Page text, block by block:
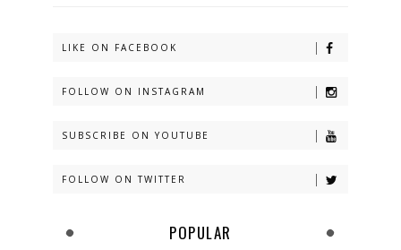
LIKE ON FACEBOOK
FOLLOW ON INSTAGRAM
SUBSCRIBE ON YOUTUBE
FOLLOW ON TWITTER
POPULAR